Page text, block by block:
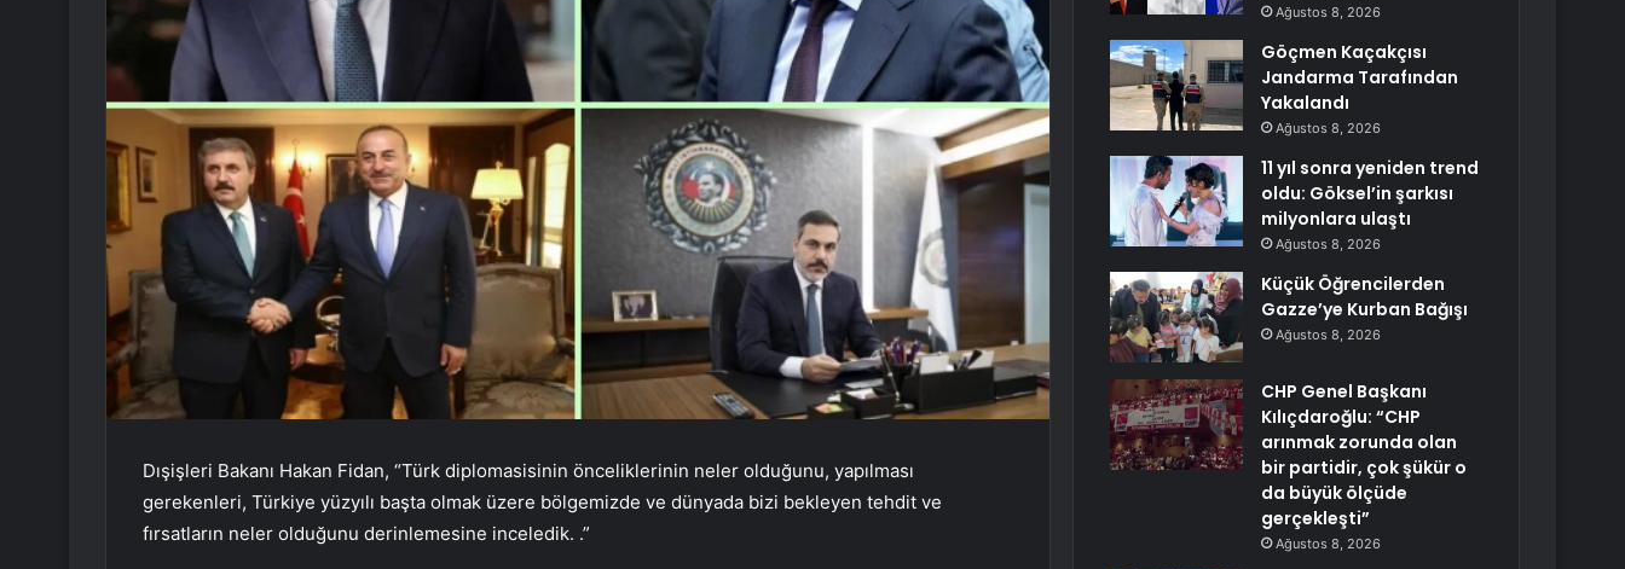
Dışişleri Bakanı Hakan Fidan, “Türk diplomasisinin önceliklerinin neler olduğunu, yapılması
gerekenleri, Türkiye yüzyılı başta olmak üzere bölgemizde ve dünyada bizi bekleyen tehdit ve
fırsatların neler olduğunu derinlemesine inceledik. .”
Ağustos 8, 2026
Göçmen Kaçakçısı
Jandarma Tarafından
Yakalandı
Ağustos 8, 2026
11 yıl sonra yeniden trend
oldu: Göksel’in şarkısı
milyonlara ulaştı
Ağustos 8, 2026
Küçük Öğrencilerden
Gazze’ye Kurban Bağışı
Ağustos 8, 2026
CHP Genel Başkanı
Kılıçdaroğlu: “CHP
arınmak zorunda olan
bir partidir, çok şükür o
da büyük ölçüde
gerçekleşti”
Ağustos 8, 2026